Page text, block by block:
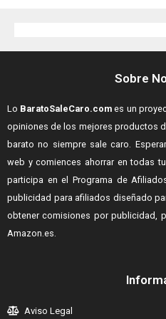
Sobre
Lo BaratoSaleCaro.com es un
opiniones de los mejores productos
barato no siempre sale caro.
web y comiences ahorrar en todas
participa en el Programa de
publicidad para afiliados diseñado
obtener comisiones por publicidad,
Amazon.es.
Aviso Legal